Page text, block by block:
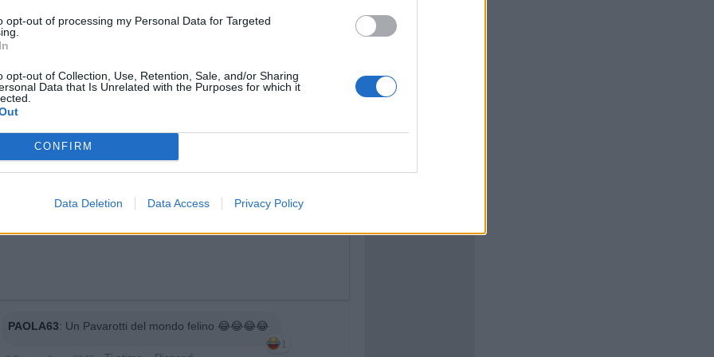
opt-out of processing my Personal Data for Targeted
opt-out of Collection, Use, Retention, Sale, and/or Sharing
Data that Is Unrelated with the Purposes for which it
CONFIRM
Data Deletion Data Access Privacy Policy
Ti stimo fratella Link Salva
PAOLA63: Un Pavarotti del mondo felino 😂😂😂😂
1